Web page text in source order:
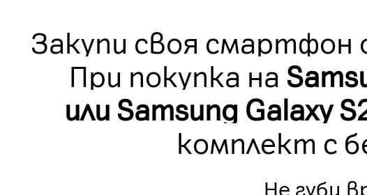
Закупи своя смартфон
При покупка на
или Samsung Galaxy
комплект с
Не губи